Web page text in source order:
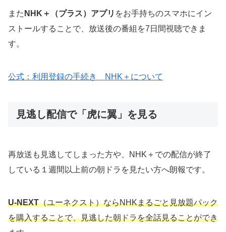
また NHK＋（プラス）アプリ をお手持ちのスマホにイン
ストールすることで、放送後の番組を7日間視聴できま
す。
公式：利用登録の手続き NHK＋について
見逃し配信で「虎に翼」を見る
再放送も見逃してしまった方や、NHK＋での配信が終了
している１週間以上前の朝ドラを見たい方へ朗報です。
U-NEXT（ユーネクスト）ならNHKまるごと見放題パック
を購入することで、見逃した朝ドラを全話見ることができ